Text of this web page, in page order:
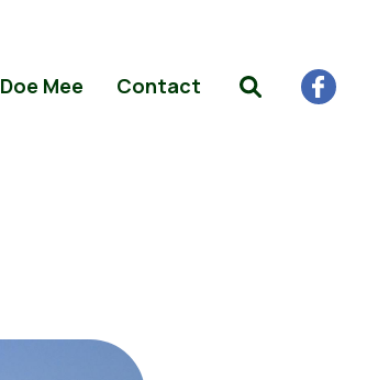
Doe Mee Contact